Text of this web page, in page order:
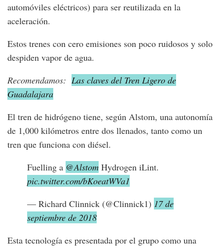
automóviles eléctricos) para ser reutilizada en la
aceleración.
Estos trenes con cero emisiones son poco ruidosos y solo
despiden vapor de agua.
Recomendamos: Las claves del Tren Ligero de
Guadalajara
El tren de hidrógeno tiene, según Alstom, una autonomía
de 1,000 kilómetros entre dos llenados, tanto como un
tren que funciona con diésel.
Fuelling a @Alstom Hydrogen iLint.
pic.twitter.com/bKoeatWVa1
— Richard Clinnick (@Clinnick1) 17 de
septiembre de 2018
Esta tecnología es presentada por el grupo como una